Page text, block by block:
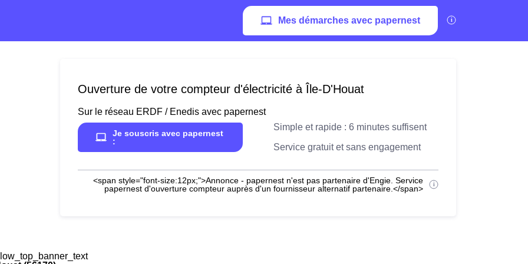
Mes démarches avec papernest
Ouverture de votre compteur d'électricité à Île-D'Houat
Sur le réseau ERDF / Enedis avec papernest
Je souscris avec papernest
:
Simple et rapide : 6 minutes suffisent
Service gratuit et sans engagement
<span style="font-size:12px;">Annonce - papernest n'est pas partenaire d'Engie. Service
papernest d'ouverture compteur auprès d'un fournisseur alternatif partenaire.</span>